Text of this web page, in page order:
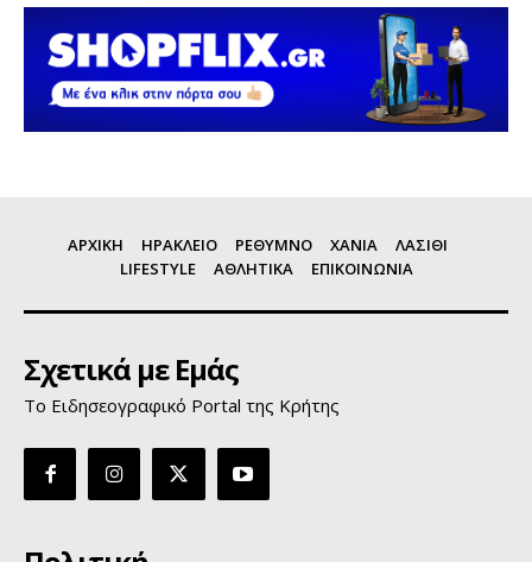
ΑΡΧΙΚΗ ΗΡΑΚΛΕΙΟ ΡΕΘΥΜΝΟ ΧΑΝΙΑ
ΛΑΣΙΘΙ
LIFESTYLE
ΑΘΛΗΤΙΚΑ ΕΠΙΚΟΙΝΩΝΙΑ
Σχετικά με Εμάς
Το Ειδησεογραφικό Portal της Κρήτης